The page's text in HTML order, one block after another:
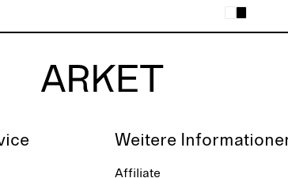
Weitere
Affiliate